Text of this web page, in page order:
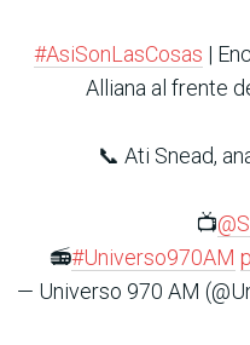
#AsiSonLasCosas |
Alliana al frente
📞 Ati Snead,
📺
📻#Universo970AM
— Universo 970 AM